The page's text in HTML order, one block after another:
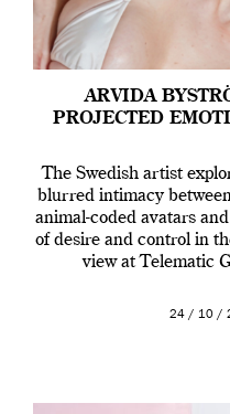
ARVIDA
PROJECTED
The Swedish artist
blurred intimacy
animal-coded avatars
of desire and control in
view at Telematic
24 / 10 /